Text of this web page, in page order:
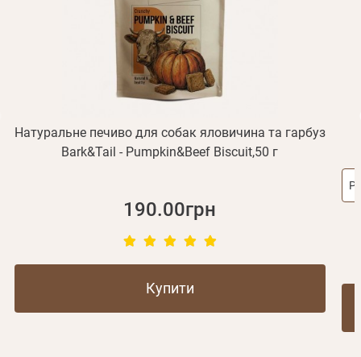
Натуральне печиво для собак яловичина та гарбуз
Bark&Tail - Pumpkin&Beef Biscuit,50 г
190.00грн
Купити
Відправити
Реєстрація
або з допомогою
Згадали пароль?
Не прийшов лист?Повторити відправку